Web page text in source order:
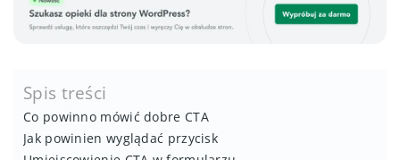
Spis treści
Co powinno mówić dobre CTA
Jak powinien wyglądać przycisk